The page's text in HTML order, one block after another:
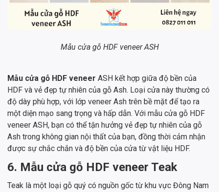
Mẫu cửa gỗ HDF veneer ASH
Mẫu cửa gỗ HDF veneer ASH kết hợp giữa độ bền của
HDF và vẻ đẹp tự nhiên của gỗ Ash. Loại cửa này thường có
độ dày phù hợp, với lớp veneer Ash trên bề mặt để tạo ra
một diện mạo sang trọng và hấp dẫn. Với mẫu cửa gỗ HDF
veneer ASH, bạn có thể tận hưởng vẻ đẹp tự nhiên của gỗ
Ash trong không gian nội thất của bạn, đồng thời cảm nhận
được sự chắc chắn và độ bền của cửa từ vật liệu HDF.
6. Mẫu cửa gỗ HDF veneer Teak
Teak là một loại gỗ quý có nguồn gốc từ khu vực Đông Nam